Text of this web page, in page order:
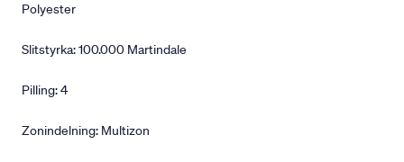
Polyester
Slitstyrka: 100.000 Martindale
Pilling: 4
Zonindelning: Multizon